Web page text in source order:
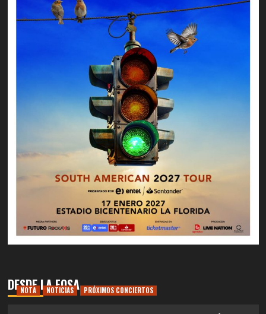
DESDE LA FOSA
NOTA NOTICIAS PRÓXIMOS CONCIERTOS